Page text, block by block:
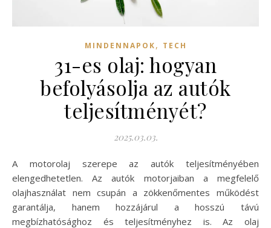
MINDENNAPOK, TECH
31-es olaj: hogyan
befolyásolja az autók
teljesítményét?
2025.03.03.
A motorolaj szerepe az autók teljesítményében
elengedhetetlen. Az autók motorjaiban a megfelelő
olajhasználat nem csupán a zökkenőmentes működést
garantálja, hanem hozzájárul a hosszú távú
megbízhatósághoz és teljesítményhez is. Az olaj